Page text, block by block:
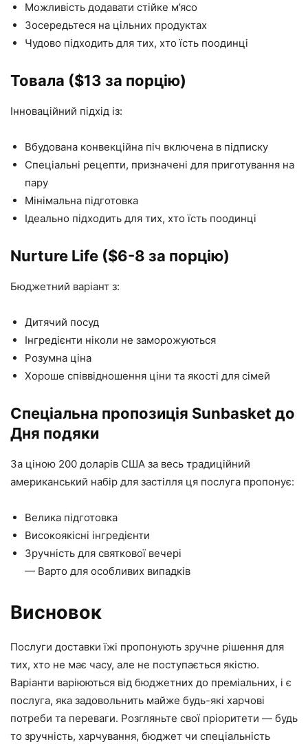
Можливість додавати стійке м’ясо
Зосередьтеся на цільних продуктах
Чудово підходить для тих, хто їсть поодинці
Товала ($13 за порцію)
Інноваційний підхід із:
Вбудована конвекційна піч включена в підписку
Спеціальні рецепти, призначені для приготування на
пару
Мінімальна підготовка
Ідеально підходить для тих, хто їсть поодинці
Nurture Life ($6-8 за порцію)
Бюджетний варіант з:
Дитячий посуд
Інгредієнти ніколи не заморожуються
Розумна ціна
Хороше співвідношення ціни та якості для сімей
Спеціальна пропозиція Sunbasket до
Дня подяки
За ціною 200 доларів США за весь традиційний
американський набір для застілля ця послуга пропонує:
Велика підготовка
Високоякісні інгредієнти
Зручність для святкової вечері
— Варто для особливих випадків
Висновок
Послуги доставки їжі пропонують зручне рішення для
тих, хто не має часу, але не поступається якістю.
Варіанти варіюються від бюджетних до преміальних, і є
послуга, яка задовольнить майже будь-які харчові
потреби та переваги. Розгляньте свої пріоритети — будь
то зручність, харчування, бюджет чи спеціальність